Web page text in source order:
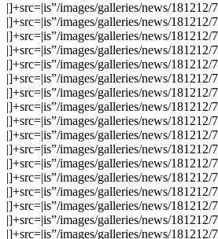
|]+src=|is”/images/galleries/news/
|]+src=|is”/images/galleries/news/
|]+src=|is”/images/galleries/news/
|]+src=|is”/images/galleries/news/
|]+src=|is”/images/galleries/news/
|]+src=|is”/images/galleries/news/
|]+src=|is”/images/galleries/news/
|]+src=|is”/images/galleries/news/
|]+src=|is”/images/galleries/news/
|]+src=|is”/images/galleries/news/
|]+src=|is”/images/galleries/news/
|]+src=|is”/images/galleries/news/
|]+src=|is”/images/galleries/news/
|]+src=|is”/images/galleries/news/
|]+src=|is”/images/galleries/news/
|]+src=|is”/images/galleries/news/
|]+src=|is”/images/galleries/news/